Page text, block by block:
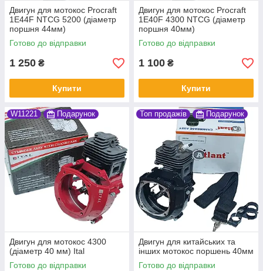
Двигун для мотокос Procraft
1E44F NTCG 5200 (діаметр
поршня 44мм)
Готово до відправки
1 250 ₴
Купити
Двигун для мотокос Procraft
1E40F 4300 NTCG (діаметр
поршня 40мм)
Готово до відправки
1 100 ₴
Купити
W11221 Подарунок
Двигун для мотокос 4300
(діаметр 40 мм) Ital
Готово до відправки
Топ продажів Подарунок
Двигун для китайських та
інших мотокос поршень 40мм
Готово до відправки